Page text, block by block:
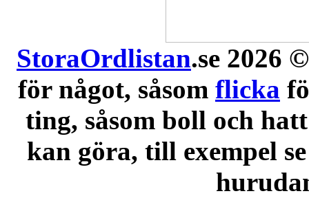
StoraOrdlistan.se 2026
för något, såsom flicka
ting, såsom boll och
kan göra, till exempel